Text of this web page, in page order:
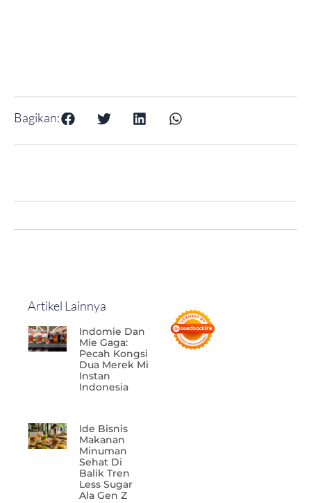
Bagikan:
Artikel Lainnya
Indomie Dan
Mie Gaga:
Pecah Kongsi
Dua Merek Mi
Instan
Indonesia
Ide Bisnis
Makanan
Minuman
Sehat Di
Balik Tren
Less Sugar
Ala Gen Z